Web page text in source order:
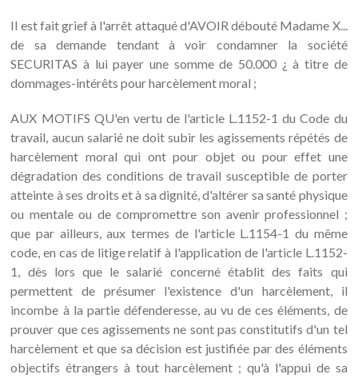
Il est fait grief à l'arrêt attaqué d'AVOIR débouté Madame X...
de sa demande tendant à voir condamner la société
SECURITAS à lui payer une somme de 50.000 ¿ à titre de
dommages-intérêts pour harcèlement moral ;
AUX MOTIFS QU'en vertu de l'article L.1152-1 du Code du
travail, aucun salarié ne doit subir les agissements répétés de
harcèlement moral qui ont pour objet ou pour effet une
dégradation des conditions de travail susceptible de porter
atteinte à ses droits et à sa dignité, d'altérer sa santé physique
ou mentale ou de compromettre son avenir professionnel ;
que par ailleurs, aux termes de l'article L.1154-1 du même
code, en cas de litige relatif à l'application de l'article L.1152-
1, dès lors que le salarié concerné établit des faits qui
permettent de présumer l'existence d'un harcèlement, il
incombe à la partie défenderesse, au vu de ces éléments, de
prouver que ces agissements ne sont pas constitutifs d'un tel
harcèlement et que sa décision est justifiée par des éléments
objectifs étrangers à tout harcèlement ; qu'à l'appui de sa